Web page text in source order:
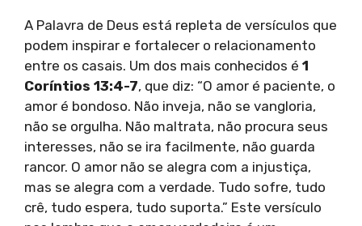
A Palavra de Deus está repleta de versículos que
podem inspirar e fortalecer o relacionamento
entre os casais. Um dos mais conhecidos é 1
Coríntios 13:4-7, que diz: “O amor é paciente, o
amor é bondoso. Não inveja, não se vangloria,
não se orgulha. Não maltrata, não procura seus
interesses, não se ira facilmente, não guarda
rancor. O amor não se alegra com a injustiça,
mas se alegra com a verdade. Tudo sofre, tudo
crê, tudo espera, tudo suporta.” Este versículo